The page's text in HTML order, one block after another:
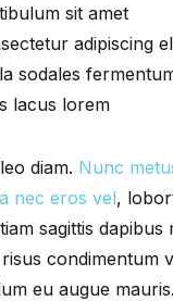
sit amet
adipiscing
sodales
lacus lorem
diam. Nunc
nec eros vel,
sagittis dapibus
condimentum
eu augue